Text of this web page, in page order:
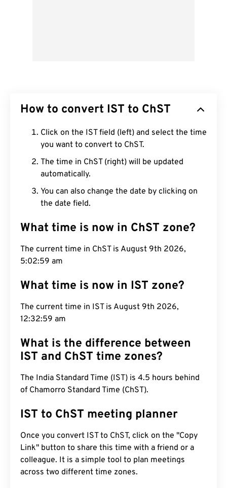
How to convert IST to ChST
Click on the IST field (left) and select the time
you want to convert to ChST.
The time in ChST (right) will be updated
automatically.
You can also change the date by clicking on
the date field.
What time is now in ChST zone?
The current time in ChST is August 9th 2026,
5:03:00 am
What time is now in IST zone?
The current time in IST is August 9th 2026,
12:33:00 am
What is the difference between
IST and ChST time zones?
The India Standard Time (IST) is 4.5 hours behind
of Chamorro Standard Time (ChST).
IST to ChST meeting planner
Once you convert IST to ChST, click on the "Copy
Link" button to share this time with a friend or a
colleague. It is a simple tool to plan meetings
across two different time zones.